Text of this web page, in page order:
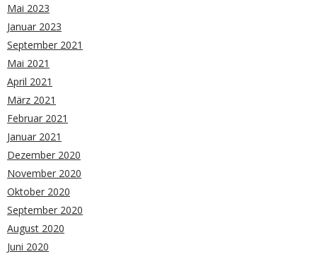
Mai 2023
Januar 2023
September 2021
Mai 2021
April 2021
März 2021
Februar 2021
Januar 2021
Dezember 2020
November 2020
Oktober 2020
September 2020
August 2020
Juni 2020